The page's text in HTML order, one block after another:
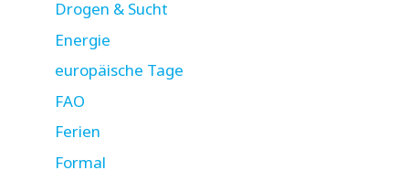
Drogen & Sucht
Energie
europäische Tage
FAO
Ferien
Formal